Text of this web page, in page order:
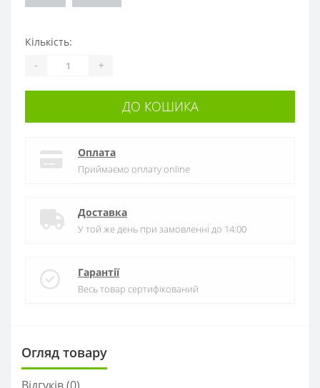
Кількість:
- +
ДО КОШИКА
Оплата
Приймаємо оплату online
Доставка
У той же день при замовленні до 14:00
Гарантії
Весь товар сертифікований
Огляд товару